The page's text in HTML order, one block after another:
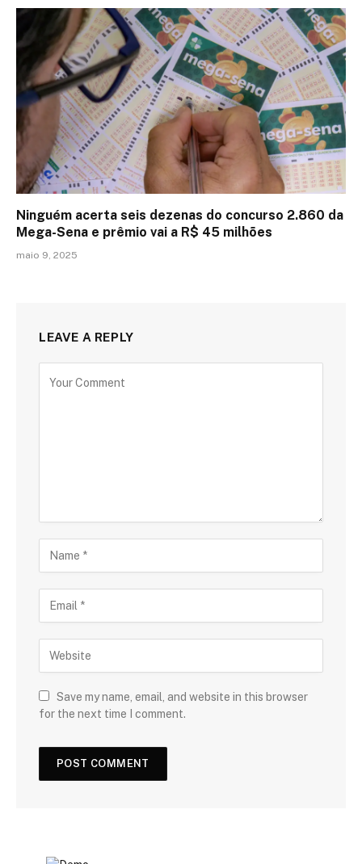
Ninguém acerta seis dezenas do concurso 2.860 da
Mega-Sena e prêmio vai a R$ 45 milhões
maio 9, 2025
LEAVE A REPLY
Save my name, email, and website in this browser
for the next time I comment.